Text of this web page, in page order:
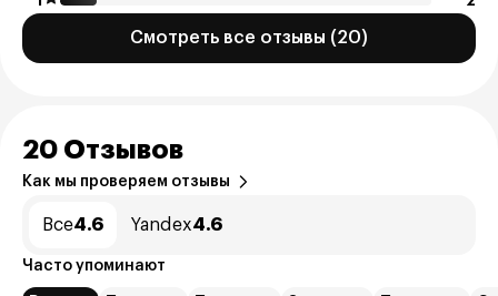
Смотреть все отзывы (20)
20 Отзывов
Как мы проверяем отзывы
Все4.6 Yandex4.6
Часто упоминают